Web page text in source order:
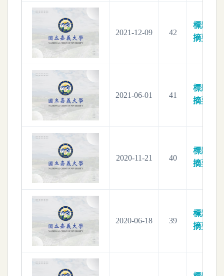
2021-12-09 42
標題：
摘要：
2021-06-01 41
標題：
摘要：
2020-11-21 40
標題：
摘要：
2020-06-18 39
標題：
摘要：